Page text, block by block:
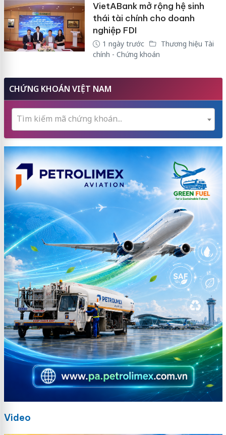
VietABank mở rộng hệ sinh
thái tài chính cho doanh
nghiệp FDI
1 ngày trước
Thương hiệu Tài
chính - Chứng khoán
CHỨNG KHOÁN VIỆT NAM
Tìm kiếm mã chứng khoán...
Video